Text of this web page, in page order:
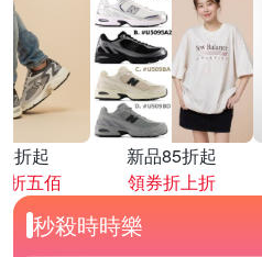
折起
折五佰
新品85折起
領券折上折
秒殺時時樂